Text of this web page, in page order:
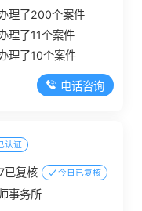
理了200个案件
理了11个案件
理了10个案件
电话咨询
认证
复核 今日已复核
事务所